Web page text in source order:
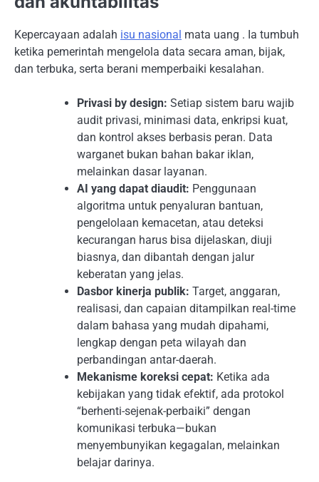
Kepercayaan adalah isu nasional mata uang . Ia tumbuh
ketika pemerintah mengelola data secara aman, bijak,
dan terbuka, serta berani memperbaiki kesalahan.
Privasi by design: Setiap sistem baru wajib
audit privasi, minimasi data, enkripsi kuat,
dan kontrol akses berbasis peran. Data
warganet bukan bahan bakar iklan,
melainkan dasar layanan.
AI yang dapat diaudit: Penggunaan
algoritma untuk penyaluran bantuan,
pengelolaan kemacetan, atau deteksi
kecurangan harus bisa dijelaskan, diuji
biasnya, dan dibantah dengan jalur
keberatan yang jelas.
Dasbor kinerja publik: Target, anggaran,
realisasi, dan capaian ditampilkan real-time
dalam bahasa yang mudah dipahami,
lengkap dengan peta wilayah dan
perbandingan antar-daerah.
Mekanisme koreksi cepat: Ketika ada
kebijakan yang tidak efektif, ada protokol
“berhenti-sejenak-perbaiki” dengan
komunikasi terbuka—bukan
menyembunyikan kegagalan, melainkan
belajar darinya.